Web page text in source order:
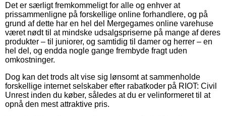
Det er særligt fremkommeligt for alle og enhver at
prissammenligne på forskellige online forhandlere, og på
grund af dette har en hel del Mergegames online varehuse
været nødt til at mindske udsalgspriserne på mange af deres
produkter – til juniorer, og samtidig til damer og herrer – en
hel del, og endda nogle gange frembyde fragt uden
omkostninger.
Dog kan det trods alt vise sig lønsomt at sammenholde
forskellige internet selskaber efter rabatkoder på RIOT: Civil
Unrest inden du køber, således at du er velinformeret til at
opnå den mest attraktive pris.